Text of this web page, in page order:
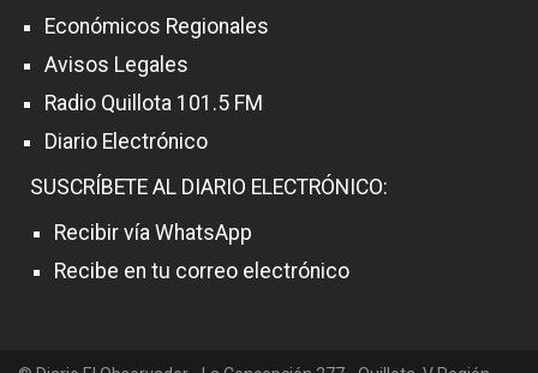
Económicos Regionales
Avisos Legales
Radio Quillota 101.5 FM
Diario Electrónico
SUSCRÍBETE AL DIARIO ELECTRÓNICO:
Recibir vía WhatsApp
Recibe en tu correo electrónico